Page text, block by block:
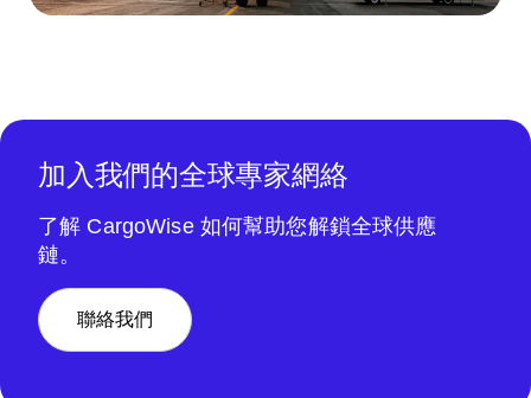
加入我們的全球專家網絡
了解 CargoWise 如何幫助您解鎖全球供應
鏈。
聯絡我們